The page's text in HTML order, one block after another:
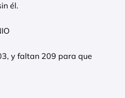
él.
y faltan 209 para que